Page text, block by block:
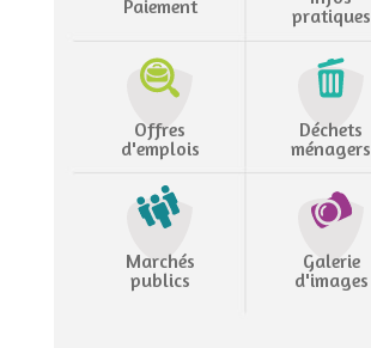
Paiement
pratiques
Offres
d'emplois
Déchets
ménagers
Marchés
publics
Galerie
d'images